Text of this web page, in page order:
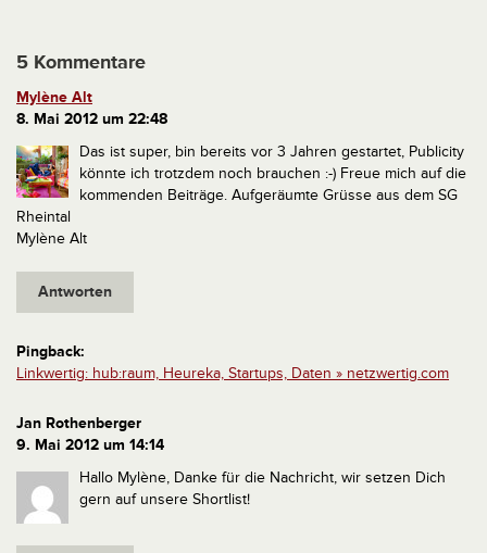
5 Kommentare
Mylène Alt
8. Mai 2012 um 22:48
Das ist super, bin bereits vor 3 Jahren gestartet, Publicity
könnte ich trotzdem noch brauchen :-) Freue mich auf die
kommenden Beiträge. Aufgeräumte Grüsse aus dem SG
Rheintal
Mylène Alt
Antworten
Pingback:
Linkwertig: hub:raum, Heureka, Startups, Daten » netzwertig.com
Jan Rothenberger
9. Mai 2012 um 14:14
Hallo Mylène, Danke für die Nachricht, wir setzen Dich
gern auf unsere Shortlist!